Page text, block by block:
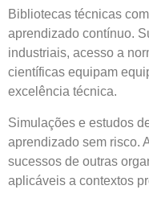
Bibliotecas técnicas
aprendizado contínuo.
industriais, acesso a
científicas equipam
excelência técnica.
Simulações e estudos
aprendizado sem risco.
sucessos de outras
aplicáveis a contextos